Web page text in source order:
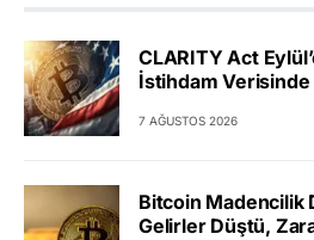
CLARITY Act
İstihdam Verisinde
7 AĞUSTOS 2026
Bitcoin Madencilik
Gelirler Düştü,